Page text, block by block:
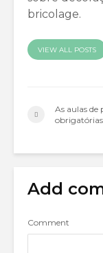
bricolage.
VIEW ALL POSTS
As aulas de
Add
Comment